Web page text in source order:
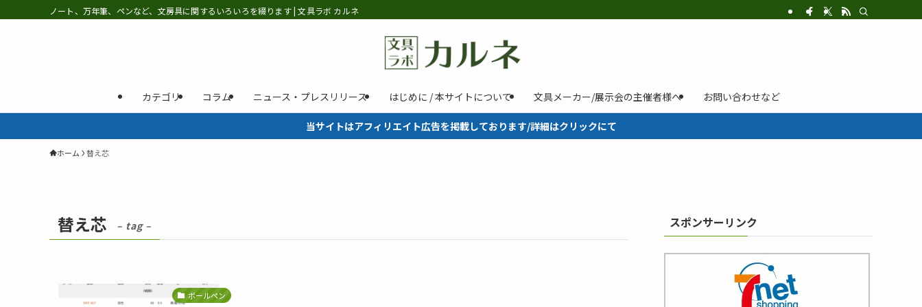
ノート、万年筆、ペンなど、文房具に関するいろいろを綴ります | 文具ラボ カルネ
カテゴリ コラム ニュース・プレスリリース はじめに / 本サイトについて 文具メーカー/展示会の主催者様へ お問い合わせなど
当サイトはアフィリエイト広告を掲載しております/詳細はクリックにて
ホーム 替え芯
替え芯 – tag –
ボールペン
スポンサーリンク